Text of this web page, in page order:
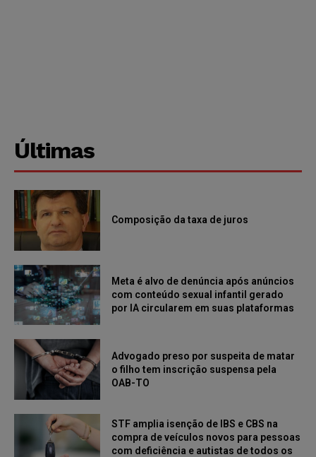
Últimas
Composição da taxa de juros
Meta é alvo de denúncia após anúncios
com conteúdo sexual infantil gerado
por IA circularem em suas plataformas
Advogado preso por suspeita de matar
o filho tem inscrição suspensa pela
OAB-TO
STF amplia isenção de IBS e CBS na
compra de veículos novos para pessoas
com deficiência e autistas de todos os